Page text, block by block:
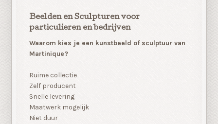
Beelden en Sculpturen voor
particulieren en bedrijven
Waarom kies je een kunstbeeld of sculptuur van
Martinique?
Ruime collectie
Zelf producent
Snelle levering
Maatwerk mogelijk
Niet duur